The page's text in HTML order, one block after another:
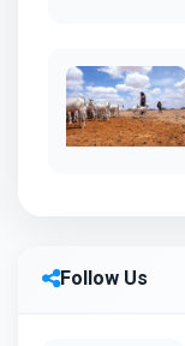
Follow Us